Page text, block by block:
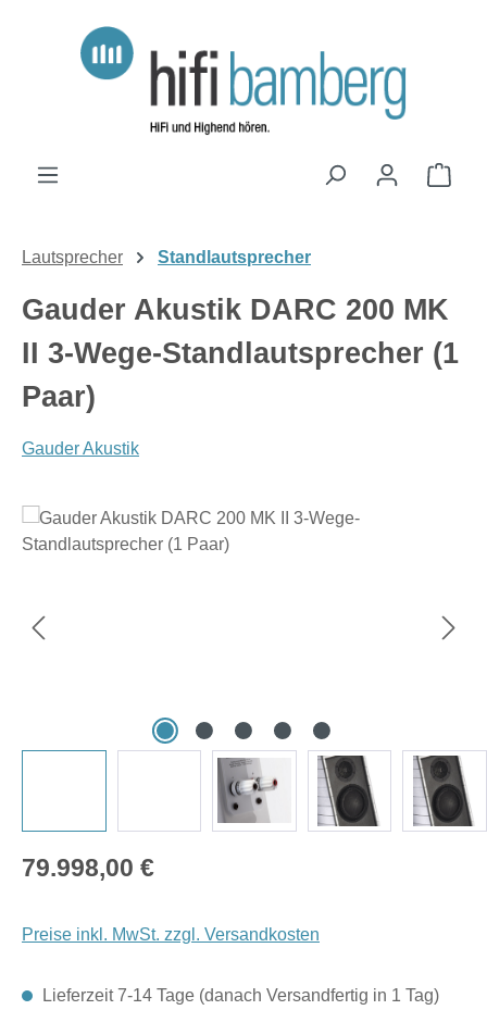
Zum Hauptinhalt springen
Lautsprecher Standlautsprecher
Gauder Akustik DARC 200 MK
II 3-Wege-Standlautsprecher (1
Paar)
Gauder Akustik
Bildergalerie überspringen
Regulärer Preis:
79.998,00 €
Preise inkl. MwSt. zzgl. Versandkosten
Lieferzeit 7-14 Tage (danach Versandfertig in 1 Tag)